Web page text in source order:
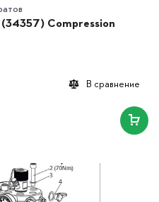
(34357) Compression
В сравнение